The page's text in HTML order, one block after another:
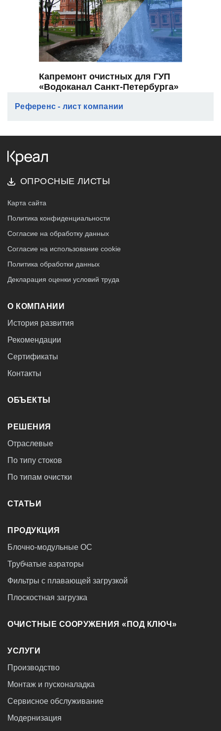
Капремонт очистных для ГУП
«Водоканал Санкт-Петербурга»
Референс - лист компании
ОПРОСНЫЕ ЛИСТЫ
Карта сайта
Политика конфиденциальности
Согласие на обработку данных
Согласие на использование cookie
Политика обработки данных
Декларация оценки условий труда
О КОМПАНИИ
История развития
Рекомендации
Сертификаты
Контакты
ОБЪЕКТЫ
РЕШЕНИЯ
Отраслевые
По типу стоков
По типам очистки
СТАТЬИ
ПРОДУКЦИЯ
Блочно-модульные ОС
Трубчатые аэраторы
Фильтры с плавающей загрузкой
Плоскостная загрузка
ОЧИСТНЫЕ СООРУЖЕНИЯ «ПОД КЛЮЧ»
УСЛУГИ
Производство
Монтаж и пусконаладка
Сервисное обслуживание
Модернизация